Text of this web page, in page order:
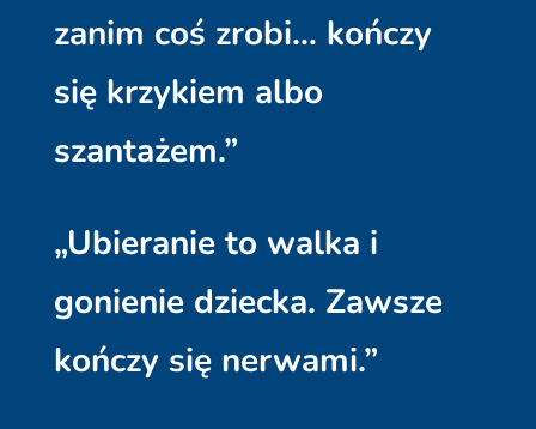
zanim coś zrobi… kończy
się krzykiem albo
szantażem.”
„Ubieranie to walka i
gonienie dziecka. Zawsze
kończy się nerwami.”